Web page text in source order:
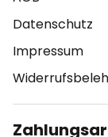
Datenschutz
Impressum